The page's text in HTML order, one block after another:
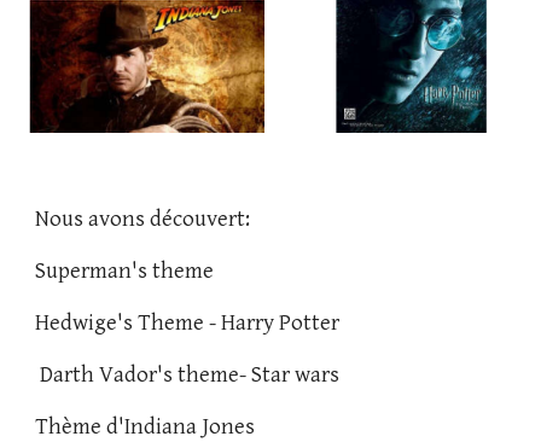
Nous avons découvert:
Superman's theme
Hedwige's Theme - Harry Potter
Darth Vador's theme- Star wars
Thème d'Indiana Jones